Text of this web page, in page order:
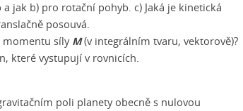
jak b) pro rotační pohyb. c) Jaká je kinetická
posouvá.
momentu síly M(v integrálním tvaru, vektorově)?
které vystupují v rovnicích.
poli planety obecně s nulovou